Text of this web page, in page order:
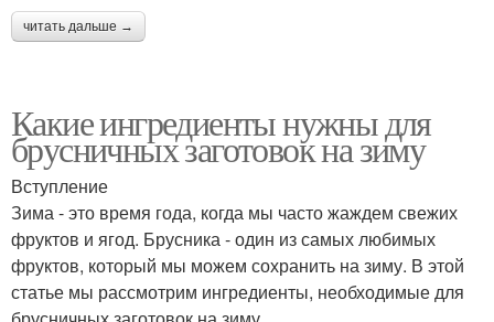
читать дальше →
Какие ингредиенты нужны для
брусничных заготовок на зиму
Вступление
Зима - это время года, когда мы часто жаждем свежих
фруктов и ягод. Брусника - один из самых любимых
фруктов, который мы можем сохранить на зиму. В этой
статье мы рассмотрим ингредиенты, необходимые для